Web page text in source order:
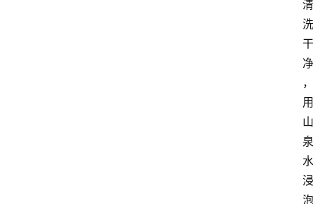
清
洗
干
净
，
用
山
泉
水
浸
泡